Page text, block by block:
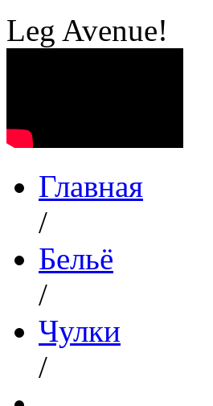
Leg Avenue!
Главная
/
Бельё
/
Чулки
/